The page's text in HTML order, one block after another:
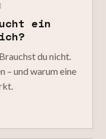
ein
du nicht.
– und warum eine